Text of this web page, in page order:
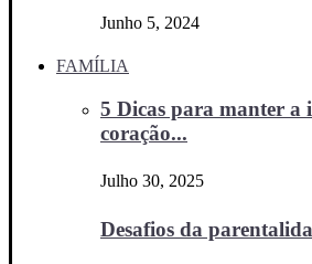
Junho 5, 2024
FAMÍLIA
5 Dicas para manter a
coração...
Julho 30, 2025
Desafios da